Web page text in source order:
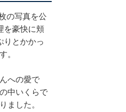
の写真を公
を豪快に頬
りとかかっ
。
への愛で
中いくらで
ました。